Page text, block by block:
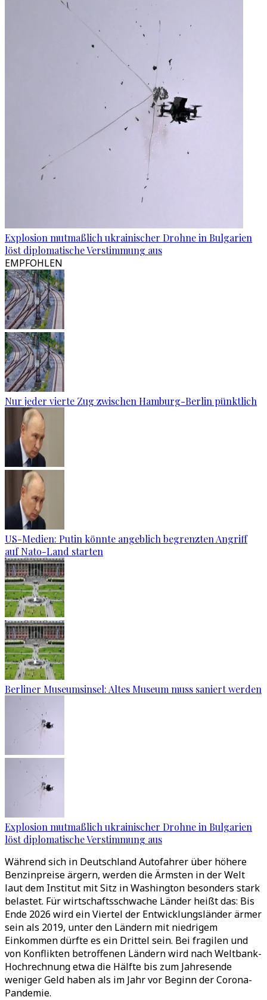
Explosion mutmaßlich ukrainischer Drohne in Bulgarien
löst diplomatische Verstimmung aus
EMPFOHLEN
Nur jeder vierte Zug zwischen Hamburg-Berlin pünktlich
US-Medien: Putin könnte angeblich begrenzten Angriff
auf Nato-Land starten
Berliner Museumsinsel: Altes Museum muss saniert werden
Explosion mutmaßlich ukrainischer Drohne in Bulgarien
löst diplomatische Verstimmung aus
Während sich in Deutschland Autofahrer über höhere
Benzinpreise ärgern, werden die Ärmsten in der Welt
laut dem Institut mit Sitz in Washington besonders stark
belastet. Für wirtschaftsschwache Länder heißt das: Bis
Ende 2026 wird ein Viertel der Entwicklungsländer ärmer
sein als 2019, unter den Ländern mit niedrigem
Einkommen dürfte es ein Drittel sein. Bei fragilen und
von Konflikten betroffenen Ländern wird nach Weltbank-
Hochrechnung etwa die Hälfte bis zum Jahresende
weniger Geld haben als im Jahr vor Beginn der Corona-
Pandemie.